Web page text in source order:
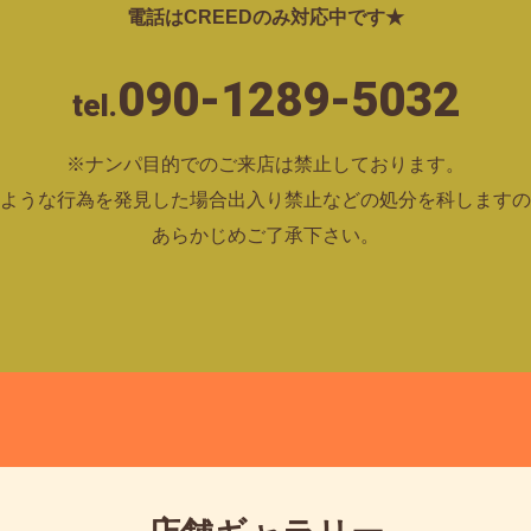
電話はCREEDのみ対応中です★
tel.090-1289-5032
※ナンパ目的でのご来店は禁止しております。
うな行為を発見した場合出入り禁止などの処分を科します
あらかじめご了承下さい。